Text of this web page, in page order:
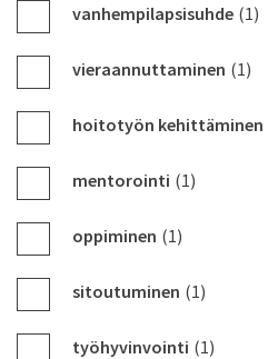
vanhempilapsisuhde (1)
vieraannuttaminen (1)
hoitotyön kehittäminen
mentorointi (1)
oppiminen (1)
sitoutuminen (1)
työhyvinvointi (1)